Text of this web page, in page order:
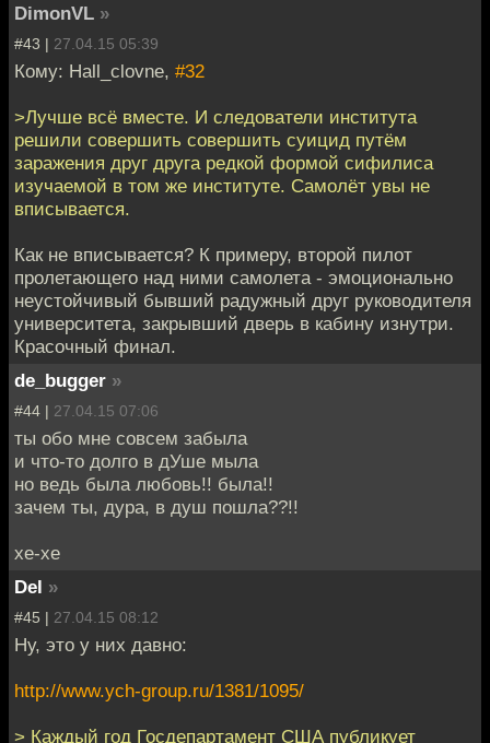
DimonVL »
#43 | 27.04.15 05:39
Кому: Hall_clovne, #32
>Лучше всё вместе. И следователи института
решили совершить совершить суицид путём
заражения друг друга редкой формой сифилиса
изучаемой в том же институте. Самолёт увы не
вписывается.
Как не вписывается? К примеру, второй пилот
пролетающего над ними самолета - эмоционально
неустойчивый бывший радужный друг руководителя
университета, закрывший дверь в кабину изнутри.
Красочный финал.
de_bugger »
#44 | 27.04.15 07:06
ты обо мне совсем забыла
и что-то долго в дУше мыла
но ведь была любовь!! была!!
зачем ты, дура, в душ пошла??!!
хе-хе
Del »
#45 | 27.04.15 08:12
Ну, это у них давно:
http://www.ych-group.ru/1381/1095/
> Каждый год Госдепартамент США публикует